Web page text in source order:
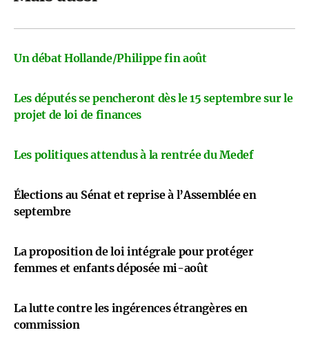
Un débat Hollande/Philippe fin août
Les députés se pencheront dès le 15 septembre sur le
projet de loi de finances
Les politiques attendus à la rentrée du Medef
Élections au Sénat et reprise à l’Assemblée en
septembre
La proposition de loi intégrale pour protéger
femmes et enfants déposée mi-août
La lutte contre les ingérences étrangères en
commission